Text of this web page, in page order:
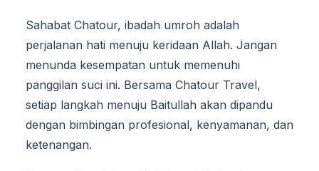
Sahabat Chatour, ibadah umroh adalah
perjalanan hati menuju keridaan Allah. Jangan
menunda kesempatan untuk memenuhi
panggilan suci ini. Bersama Chatour Travel,
setiap langkah menuju Baitullah akan dipandu
dengan bimbingan profesional, kenyamanan, dan
ketenangan.